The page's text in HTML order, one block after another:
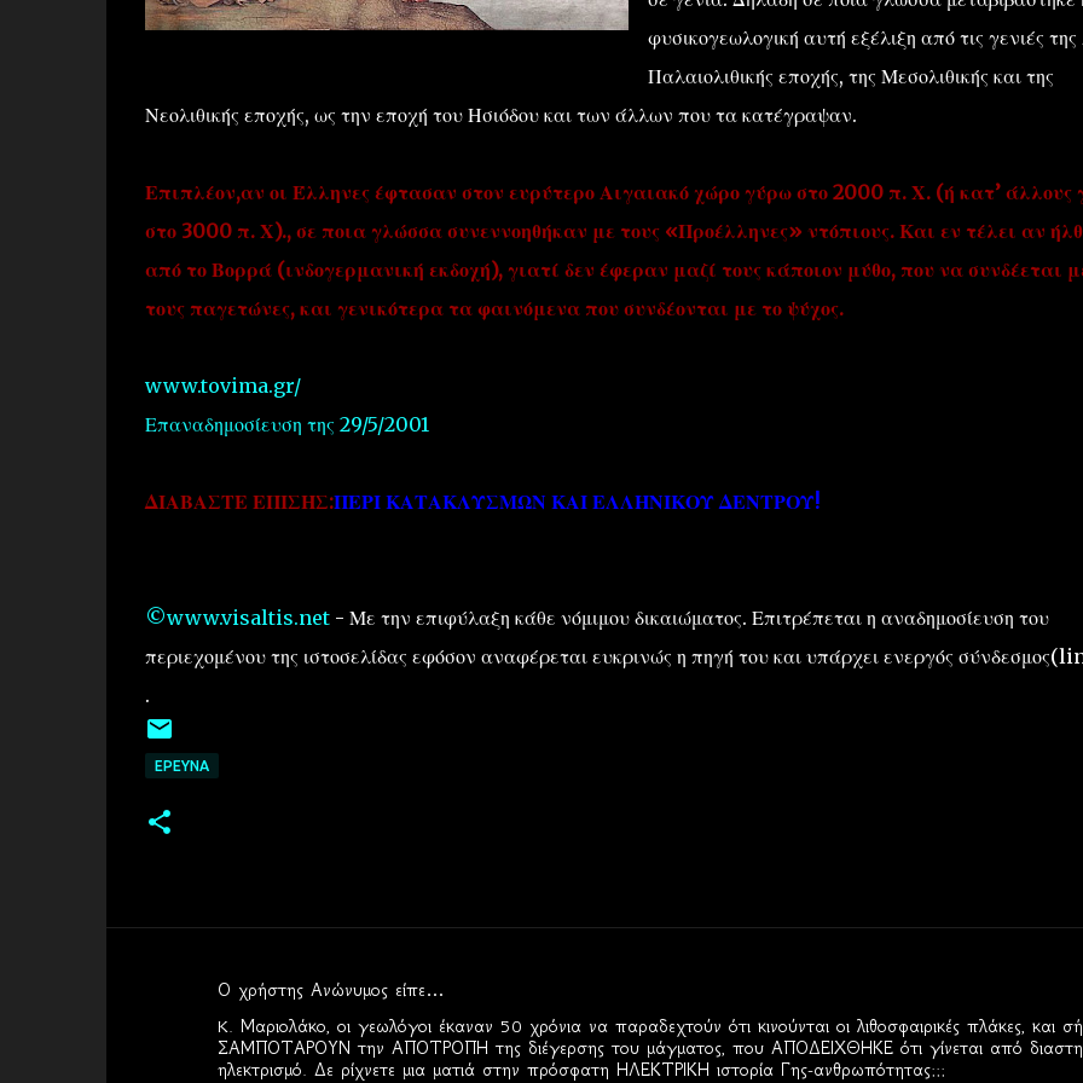
φυσικογεωλογική αυτή εξέλιξη από τις γενιές
Παλαιολιθικής εποχής, της Μεσολιθικής και της
Νεολιθικής εποχής, ως την εποχή του Ησιόδου και των άλλων που τα κατέγραψαν.
Επιπλέον,αν οι Έλληνες έφτασαν στον ευρύτερο Αιγαιακό χώρο γύρω στο 2000 π. Χ. (ή κατ’ άλλους
στο 3000 π. Χ)., σε ποια γλώσσα συνεννοηθήκαν με τους «Προέλληνες» ντόπιους. Και εν τέλει αν
από το Βορρά (ινδογερμανική εκδοχή), γιατί δεν έφεραν μαζί τους κάποιον μύθο, που να συνδέεται
τους παγετώνες, και γενικότερα τα φαινόμενα που συνδέονται με το ψύχος.
www.tovima.gr/
Επαναδημοσίευση της 29/5/2001
ΔΙΑΒΑΣΤΕ ΕΠΙΣΗΣ:ΠΕΡΙ ΚΑΤΑΚΛΥΣΜΩΝ ΚΑΙ ΕΛΛΗΝΙΚΟΥ ΔΕΝΤΡΟΥ!
©www.visaltis.net- Με την επιφύλαξη κάθε νόμιμου δικαιώματος. Επιτρέπεται η αναδημοσίευση του
περιεχομένου της ιστοσελίδας εφόσον αναφέρεται ευκρινώς η πηγή του και υπάρχει ενεργός
.
EΡΕΥΝΑ
Ο χρήστης Ανώνυμος είπε…
K. Μαριολάκο, οι γεωλόγοι έκαναν 50 χρόνια να παραδεχτούν ότι κινούνται οι λιθοσφαιρικές πλάκες, και
ΣΑΜΠΟΤΑΡΟΥΝ την ΑΠΟΤΡΟΠΗ της διέγερσης του μάγματος, που ΑΠΟΔΕΙΧΘΗΚΕ ότι γίνεται από
ηλεκτρισμό. Δε ρίχνετε μια ματιά στην πρόσφατη ΗΛΕΚΤΡΙΚΗ ιστορία Γης-ανθρωπότητας;;;